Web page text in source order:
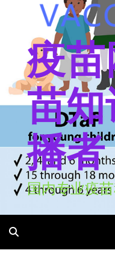
疫
苗
播
国内专业疫